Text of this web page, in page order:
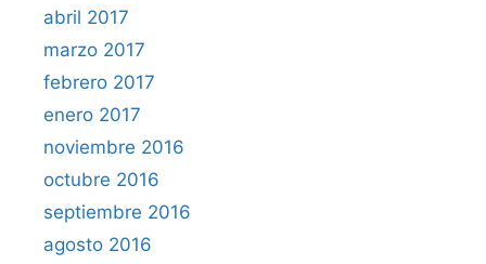
abril 2017
marzo 2017
febrero 2017
enero 2017
noviembre 2016
octubre 2016
septiembre 2016
agosto 2016